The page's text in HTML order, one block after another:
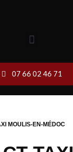
07 66 02 46 71
MOULIS-EN-MÉDOC